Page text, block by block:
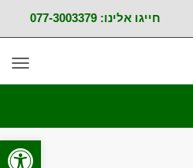
פתח
חייגו אלינו: 077-3003379